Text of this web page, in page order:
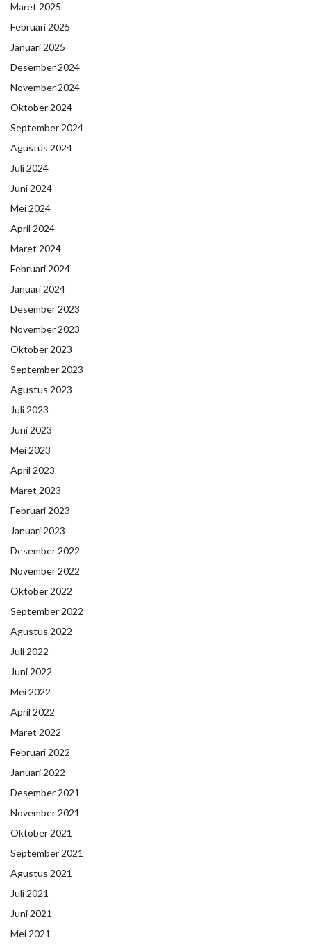
Maret 2025
Februari 2025
Januari 2025
Desember 2024
November 2024
Oktober 2024
September 2024
Agustus 2024
Juli 2024
Juni 2024
Mei 2024
April 2024
Maret 2024
Februari 2024
Januari 2024
Desember 2023
November 2023
Oktober 2023
September 2023
Agustus 2023
Juli 2023
Juni 2023
Mei 2023
April 2023
Maret 2023
Februari 2023
Januari 2023
Desember 2022
November 2022
Oktober 2022
September 2022
Agustus 2022
Juli 2022
Juni 2022
Mei 2022
April 2022
Maret 2022
Februari 2022
Januari 2022
Desember 2021
November 2021
Oktober 2021
September 2021
Agustus 2021
Juli 2021
Juni 2021
Mei 2021